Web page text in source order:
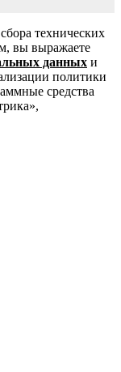
технических
вы выражаете
данных и
политики
средства